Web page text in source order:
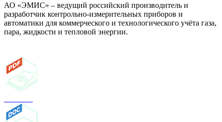
АО «ЭМИС» – ведущий российский производитель и
разработчик контрольно-измерительных приборов и
автоматики для коммерческого и технологического учёта газа,
пара, жидкости и тепловой энергии.